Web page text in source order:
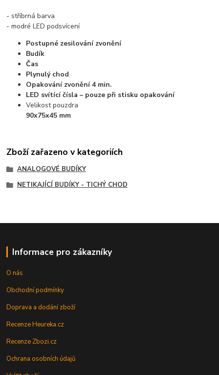
- stříbrná barva
- modré LED podsvícení
Postupné zesilování zvonění
Budík
Čas
Plynulý chod
Opakování zvonění 4 min.
LED svítící čísla – pouze při stisku opakování
Velikost pouzdra
90x75x45 mm
Zboží zařazeno v kategoriích
ANALOGOVÉ BUDÍKY
NETIKAJÍCÍ BUDÍKY - TICHÝ CHOD
Informace pro zákazníky
O nás
Obchodní podmínky
Doprava a dodání zboží
Recenze Heureka.cz
Recenze Zbozi.cz
Ochrana osobních údajů